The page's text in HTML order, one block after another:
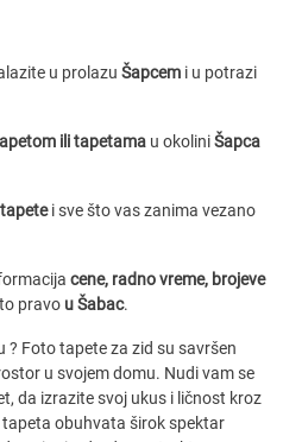
u prolazu Šapcem i u potrazi
ili tapetama u okoliniŠapca
tapetei sve što vas zanima vezano
cene, radno vreme, brojeve
pravo u Šabac.
? Foto tapete za zid su savršen
u svojem domu. Nudi vam se
da izrazite svoj ukus i ličnost kroz
obuhvata širok spektar